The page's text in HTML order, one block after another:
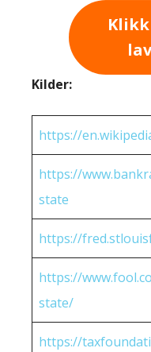
Kilder:
https://
https://
state
https://
https://
state/
https://